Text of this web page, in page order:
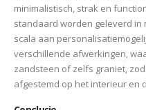
minimalistisch, strak en
standaard worden geleverd in
scala aan
verschillende afwerkingen,
zandsteen of zelfs graniet,
afgestemd op het interieur en